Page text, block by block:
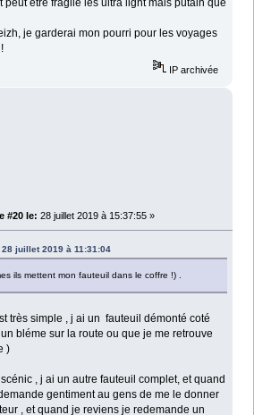
je garderai mon pourri pour les voyages
IP archivée
#20 le: 28 juillet 2019 à 15:37:55 »
juillet 2019 à 11:31:04
ils mettent mon fauteuil dans le coffre !) .
très simple , j ai un fauteuil démonté coté
bléme sur la route ou que je me retrouve
)
, j ai un autre fauteuil complet, et quand
gentiment au gens de me le donner
, et quand je reviens je redemande un